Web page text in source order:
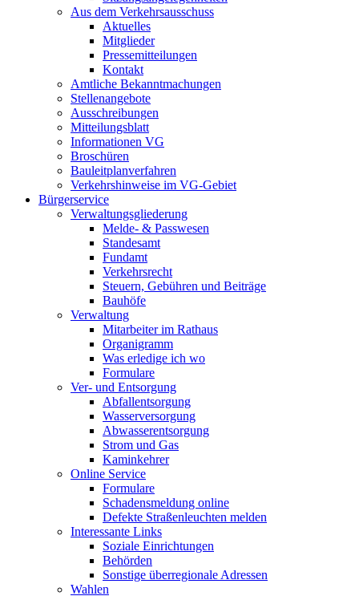
Aus dem Verkehrsausschuss
Aktuelles
Mitglieder
Pressemitteilungen
Kontakt
Amtliche Bekanntmachungen
Stellenangebote
Ausschreibungen
Mitteilungsblatt
Informationen VG
Broschüren
Bauleitplanverfahren
Verkehrshinweise im VG-Gebiet
Bürgerservice
Verwaltungsgliederung
Melde- & Passwesen
Standesamt
Fundamt
Verkehrsrecht
Steuern, Gebühren und Beiträge
Bauhöfe
Verwaltung
Mitarbeiter im Rathaus
Organigramm
Was erledige ich wo
Formulare
Ver- und Entsorgung
Abfallentsorgung
Wasserversorgung
Abwasserentsorgung
Strom und Gas
Kaminkehrer
Online Service
Formulare
Schadensmeldung online
Defekte Straßenleuchten melden
Interessante Links
Soziale Einrichtungen
Behörden
Sonstige überregionale Adressen
Wahlen